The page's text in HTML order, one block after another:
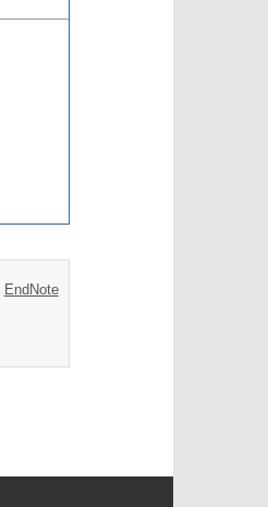
EndNote